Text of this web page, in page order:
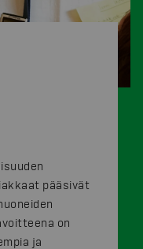
pääsivät
on
ja